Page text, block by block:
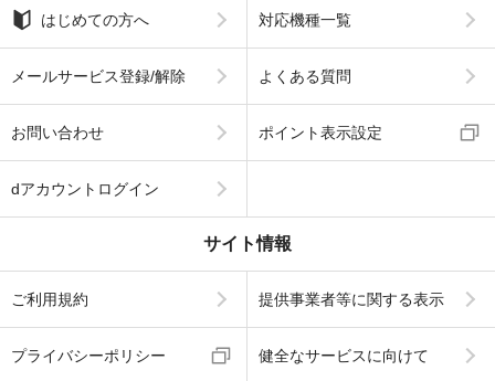
はじめての方へ 対応機種一覧
メールサービス登録/解除 よくある質問
お問い合わせ ポイント表示設定
dアカウントログイン
サイト情報
ご利用規約 提供事業者等に関する表示
プライバシーポリシー 健全なサービスに向けて